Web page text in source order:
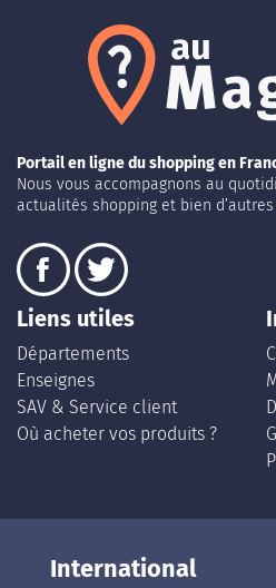
Portail en ligne du shopping en
Nous vous accompagnons au
actualités shopping et bien
Liens utiles
Départements
Enseignes
SAV & Service client
Où acheter vos produits ?
International